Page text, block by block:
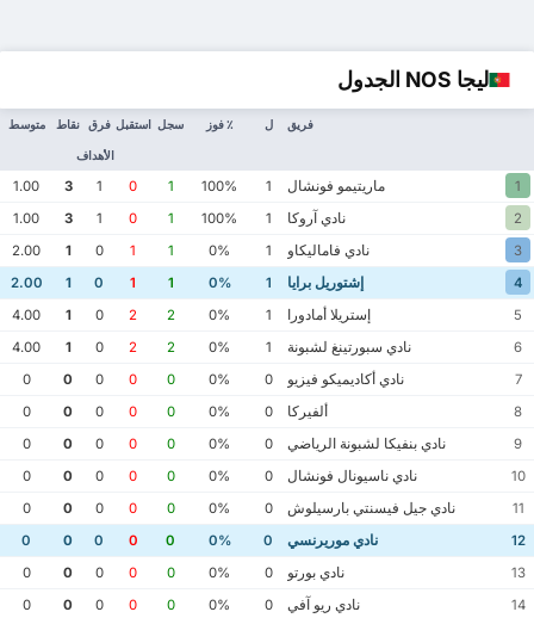
ليجا NOS الجدول
فريق ل ٪ فوز سجل استقبل فرق
الأهداف
نقاط متوسط
1 ماريتيمو فونشال 1
100%
1
0
1
3
1.00
2
نادي آروكا 1
100%
1
0
1
3
1.00
3
نادي فاماليكاو 1
0%
1
1
0
1
2.00
4
إشتوريل برايا 1
0%
1
1
0
1
2.00
5
إستريلا أمادورا 1
0%
2
2
0
1
4.00
6
نادي سبورتينغ لشبونة 1
0%
2
2
0
1
4.00
7
نادي أكاديميكو فيزيو 0
0%
0
0
0
0
0
8
ألفيركا 0
0%
0
0
0
0
0
9
نادي بنفيكا لشبونة الرياضي 0
0%
0
0
0
0
0
10
نادي ناسيونال فونشال 0
0%
0
0
0
0
0
11
نادي جيل فيسنتي بارسيلوش 0
0%
0
0
0
0
0
12
نادي موريرنسي 0
0%
0
0
0
0
0
13
نادي بورتو 0
0%
0
0
0
0
0
14
نادي ريو آفي 0
0%
0
0
0
0
0